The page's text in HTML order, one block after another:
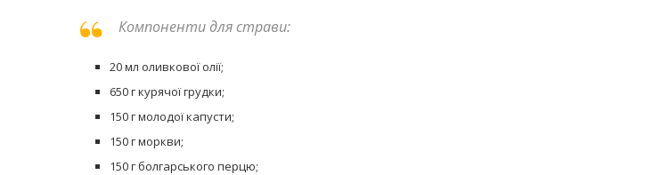
Компоненти для страви:
20 мл оливкової олії;
650 г курячої грудки;
150 г молодої капусти;
150 г моркви;
150 г болгарського перцю;